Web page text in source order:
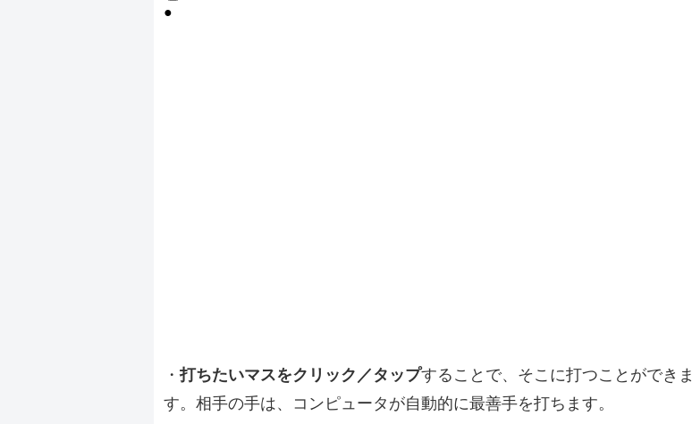
・打ちたいマスをクリック／タップすることで、そこに打つことができま
す。相手の手は、コンピュータが自動的に最善手を打ちます。